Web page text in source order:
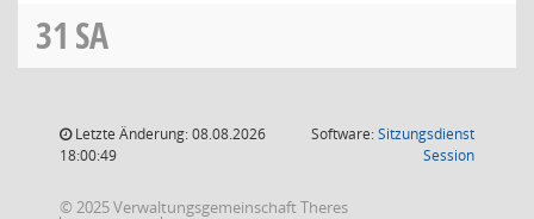
31 SA
Letzte Änderung: 08.08.2026
18:00:49
Software:Sitzungsdienst
Session(Wird in
© 2025 Verwaltungsgemeinschaft Theres